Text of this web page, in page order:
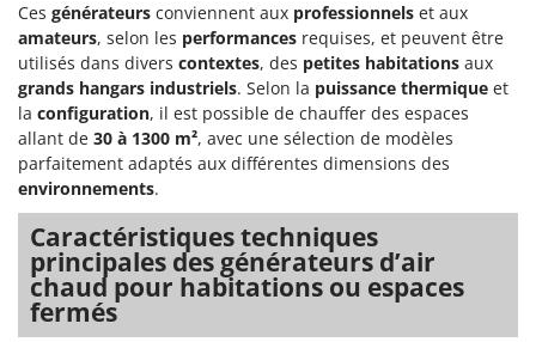
Ces générateurs conviennent aux professionnels et aux
amateurs, selon les performances requises, et peuvent être
utilisés dans divers contextes, des petites habitations aux
grands hangars industriels. Selon la puissance thermique et
la configuration, il est possible de chauffer des espaces
allant de 30 à 1300 m², avec une sélection de modèles
parfaitement adaptés aux différentes dimensions des
environnements.
Caractéristiques techniques
principales des générateurs d’air
chaud pour habitations ou espaces
fermés